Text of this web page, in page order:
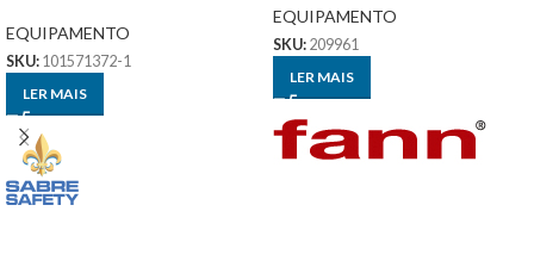
EQUIPAMENTO
SKU: 101571372-1
LER MAIS
EQUIPAMENTO
SKU: 209961
LER MAIS